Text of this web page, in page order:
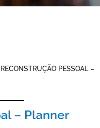
PESSOAL –
– Planner